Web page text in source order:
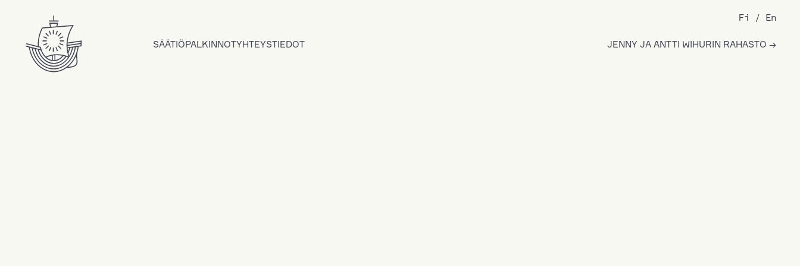
SÄÄTIÖPALKINNOTYHTEYSTIEDOT JENNY JA ANTTI WIHURIN RAHASTO
Fi En